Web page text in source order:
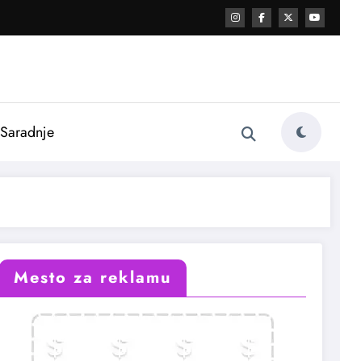
Saradnje
Mesto za reklamu